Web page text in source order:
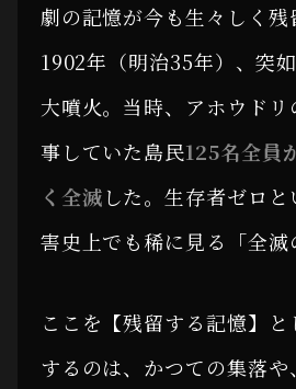
劇の記憶が今も生々しく残
1902年（明治35年）、突
大噴火。当時、アホウド
事していた島民125名全員
く全滅した。生存者ゼロ
害史上でも稀に見る「全滅
ここを【残留する記憶】と
するのは、かつての集落や